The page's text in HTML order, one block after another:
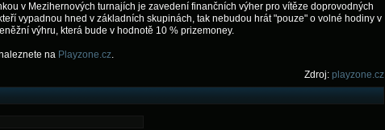
v Mezihernových turnajích je zavedení finančních výher pro vítěze doprovodných
vypadnou hned v základních skupinách, tak nebudou hrát "pouze" o volné hodiny v
výhru, která bude v hodnotě 10 % prizemoney.
na Playzone.cz.
Zdroj: playzone.cz